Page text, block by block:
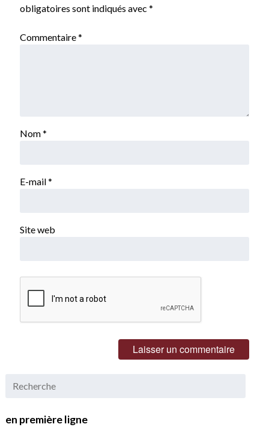
obligatoires sont indiqués avec *
Commentaire*
Nom*
E-mail*
Site web
en première ligne